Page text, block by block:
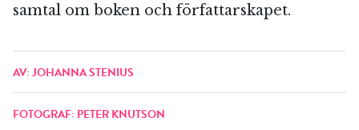
samtal om boken och författarskapet.
AV: JOHANNA STENIUS
FOTOGRAF: PETER KNUTSON